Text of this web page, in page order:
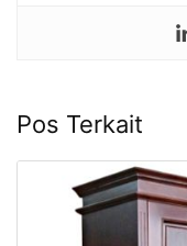
Pos Terkait